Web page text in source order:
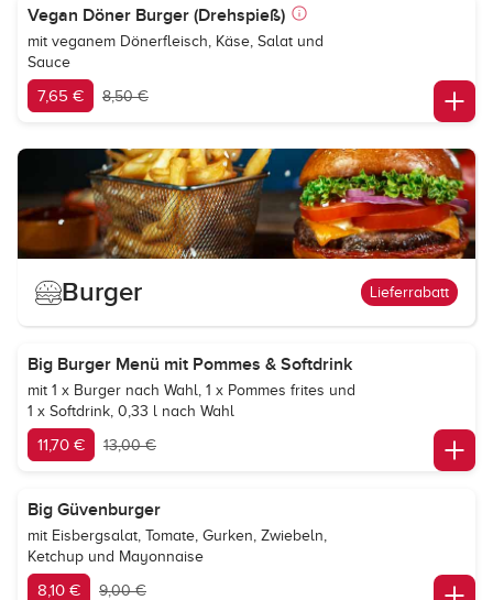
Vegan Döner Burger (Drehspieß)
mit veganem Dönerfleisch, Käse, Salat und
Sauce
7,65 € 8,50 €
Burger Lieferrabatt
Big Burger Menü mit Pommes & Softdrink
mit 1 x Burger nach Wahl, 1 x Pommes frites und
1 x Softdrink, 0,33 l nach Wahl
11,70 € 13,00 €
Big Güvenburger
mit Eisbergsalat, Tomate, Gurken, Zwiebeln,
Ketchup und Mayonnaise
8,10 € 9,00 €